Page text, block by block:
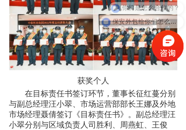
获奖个人
在目标责任书签订环节，董事长征红蔓分别
与副总经理汪小翠、市场运营部部长王娜及外地
市场经理聂倩签订《目标责任书》。副总经理汪
小翠分别与区域负责人司胜利、周燕虹、王俊
保安外包给你们怎么收费？